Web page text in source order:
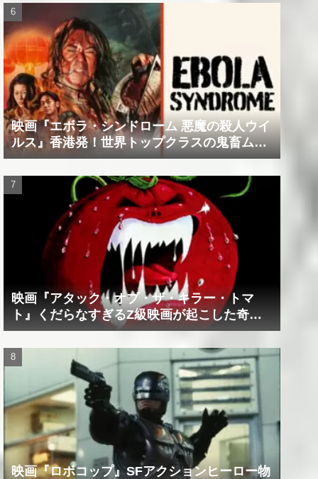
映画『エボラ・シンドローム 悪魔の殺人ウイ
ルス』香港発！世界トップクラスの鬼畜ムー
ビー！！
映画『アタック・オブ・ザ・キラー・トマ
ト』くだらなすぎるZ級映画が起こした奇跡
の数々！？
映画『ロボコップ』SFアクションヒーロー物